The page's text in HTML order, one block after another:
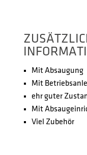
Mit Absaugung
Mit
ehr guter
Mit
Viel Zubehör